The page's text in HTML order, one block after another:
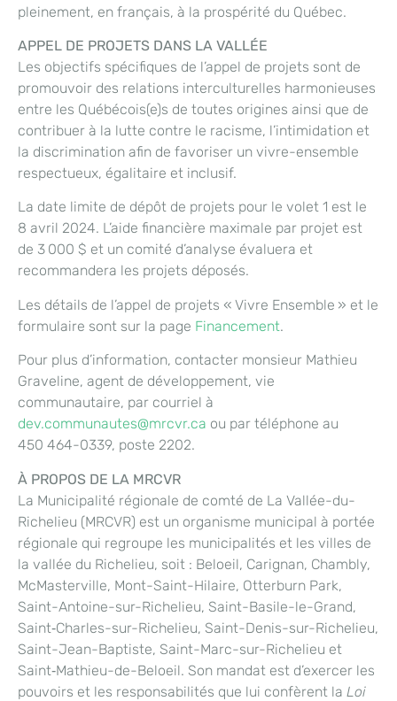
pleinement, en français, à la prospérité du Québec.
APPEL DE PROJETS DANS LA VALLÉE
Les objectifs spécifiques de l’appel de projets sont de
promouvoir des relations interculturelles harmonieuses
entre les Québécois(e)s de toutes origines ainsi que de
contribuer à la lutte contre le racisme, l’intimidation et
la discrimination afin de favoriser un vivre-ensemble
respectueux, égalitaire et inclusif.
La date limite de dépôt de projets pour le volet 1 est le
8 avril 2024. L’aide financière maximale par projet est
de 3 000 $ et un comité d’analyse évaluera et
recommandera les projets déposés.
Les détails de l’appel de projets « Vivre Ensemble » et le
formulaire sont sur la page Financement.
Pour plus d’information, contacter monsieur Mathieu
Graveline, agent de développement, vie
communautaire, par courriel à
dev.communautes@mrcvr.ca ou par téléphone au
450 464-0339, poste 2202.
À PROPOS DE LA MRCVR
La Municipalité régionale de comté de La Vallée-du-
Richelieu (MRCVR) est un organisme municipal à portée
régionale qui regroupe les municipalités et les villes de
la vallée du Richelieu, soit : Beloeil, Carignan, Chambly,
McMasterville, Mont-Saint-Hilaire, Otterburn Park,
Saint-Antoine-sur-Richelieu, Saint-Basile-le-Grand,
Saint‑Charles-sur-Richelieu, Saint-Denis-sur-Richelieu,
Saint-Jean-Baptiste, Saint-Marc-sur-Richelieu et
Saint‑Mathieu-de-Beloeil. Son mandat est d’exercer les
pouvoirs et les responsabilités que lui confèrent la Loi